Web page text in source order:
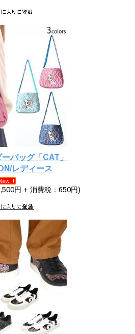
バッグ「CAT」
レディース
円 + 消費税：650円)